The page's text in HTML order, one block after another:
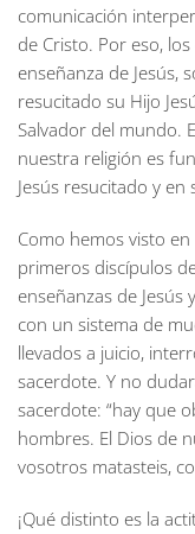
comunicación
de Cristo. Por eso,
enseñanza de Jesús,
resucitado su Hijo
Salvador del mundo.
nuestra religión es
Jesús resucitado y en
Como hemos visto
primeros discípulos
enseñanzas de
con un sistema de
llevados a juicio,
sacerdote. Y no
sacerdote: “hay que
hombres. El Dios de
vosotros matasteis,
¡Qué distinto es la